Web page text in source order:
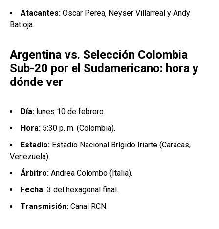
Atacantes: Oscar Perea, Neyser Villarreal y Andy
Batioja.
Argentina vs. Selección Colombia
Sub-20 por el Sudamericano: hora y
dónde ver
Día: lunes 10 de febrero.
Hora: 5:30 p. m. (Colombia).
Estadio: Estadio Nacional Brígido Iriarte (Caracas,
Venezuela).
Árbitro: Andrea Colombo (Italia).
Fecha: 3 del hexagonal final.
Transmisión: Canal RCN.